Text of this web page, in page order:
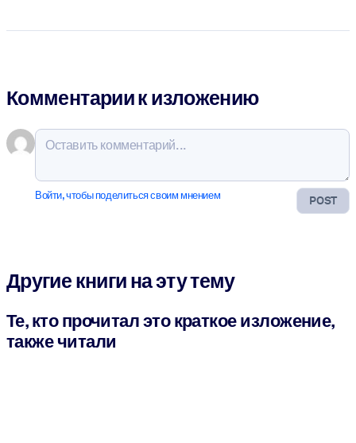
Комментарии к изложению
POST
Войти, чтобы поделиться своим мнением
Другие книги на эту тему
Те, кто прочитал это краткое изложение,
также читали